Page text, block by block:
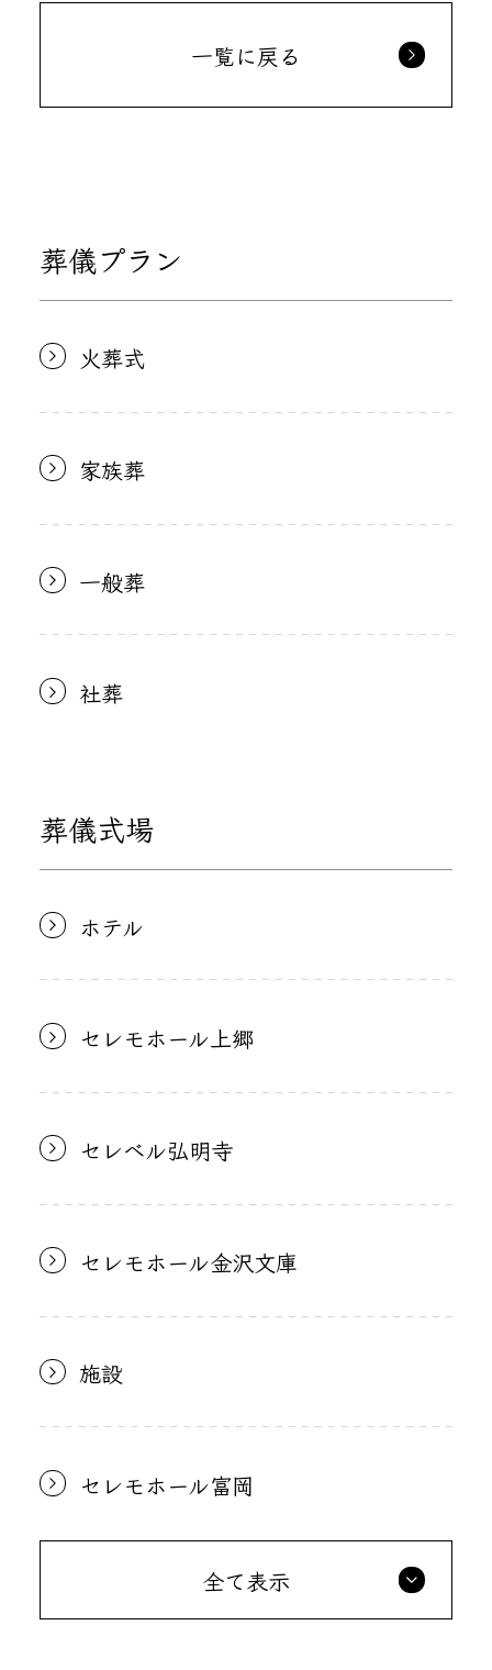
一覧に戻る
葬儀プラン
火葬式
家族葬
一般葬
社葬
葬儀式場
ホテル
セレモホール上郷
セレベル弘明寺
セレモホール金沢文庫
施設
セレモホール富岡
全て表示